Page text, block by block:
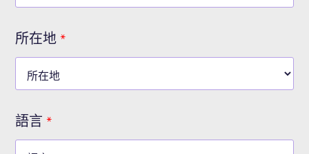
所在地 *
語言 *